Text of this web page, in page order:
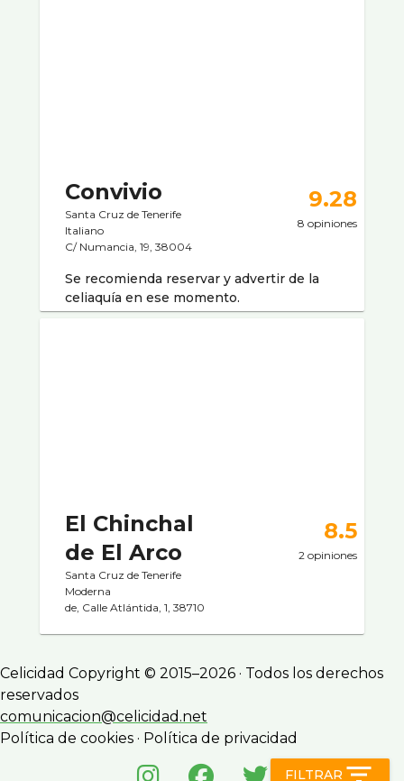
Convivio
Santa Cruz de Tenerife
Italiano
C/ Numancia, 19, 38004
9.28
8 opiniones
Se recomienda reservar y advertir de la
celiaquí­a en ese momento.
El Chinchal
de El Arco
Santa Cruz de Tenerife
Moderna
de, Calle Atlántida, 1, 38710
8.5
2 opiniones
FILTRAR
Celicidad Copyright © 2015–2026 · Todos los derechos
reservados
comunicacion@celicidad.net
Política de cookies · Política de privacidad